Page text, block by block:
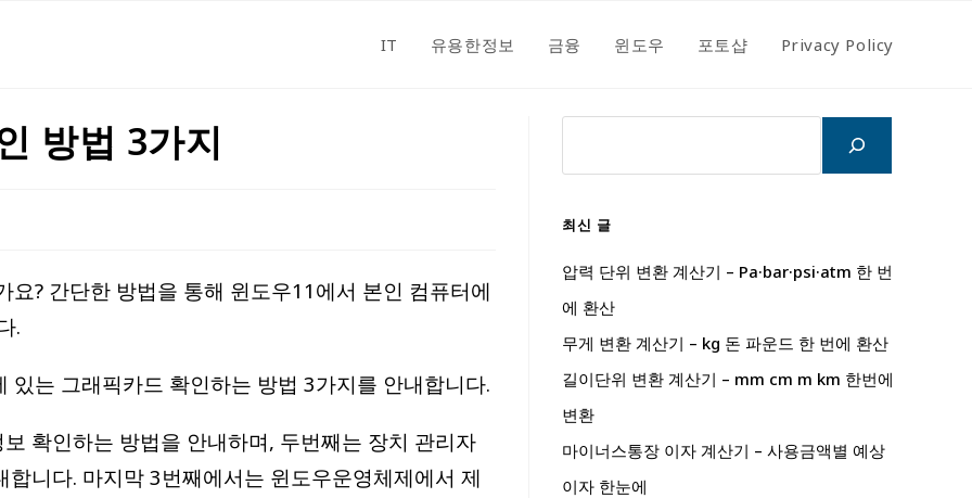
IT 유용한정보 금융 윈도우 포토샵 Privacy Policy
방법 3가지
? 간단한 방법을 통해 윈도우11에서 본인 컴퓨터에
.
는 그래픽카드 확인하는 방법 3가지를 안내합니다.
확인하는 방법을 안내하며, 두번째는 장치 관리자
니다. 마지막 3번째에서는 윈도우운영체제에서 제
최신 글
압력 단위 변환 계산기 – Pa·bar·psi·atm 한 번
에 환산
무게 변환 계산기 – kg 돈 파운드 한 번에 환산
길이단위 변환 계산기 – mm cm m km 한번에
변환
마이너스통장 이자 계산기 – 사용금액별 예상
이자 한눈에